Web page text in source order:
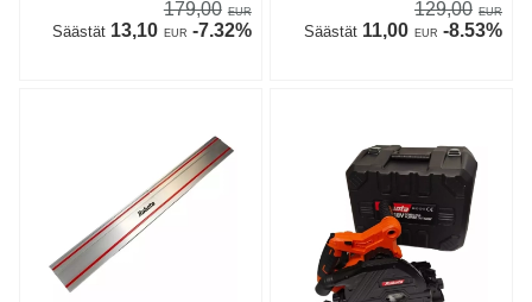
179,00 EUR
Säästät13,10 EUR -7.32%
129,00 EUR
Säästät11,00 EUR -8.53%